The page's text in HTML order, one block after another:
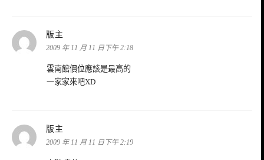
版主
示:
2009 年 11 月 11 日下午 2:18
雲南館價位應該是最高的
一家家來吧XD
版主
示:
2009 年 11 月 11 日下午 2:19